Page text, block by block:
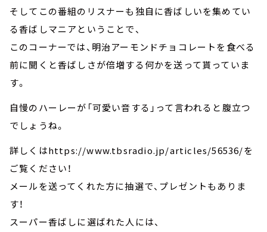
そしてこの番組のリスナーも独自に香ばしいを集めてい
る香ばしマニアということで、
このコーナーでは、明治アーモンドチョコレートを食べる
前に聞くと香ばしさが倍増する何かを送って貰っていま
す。
自慢のハーレーが「可愛い音する」って言われると腹立つ
でしょうね。
詳しくはhttps://www.tbsradio.jp/articles/56536/を
ご覧ください！
メールを送ってくれた方に抽選で、プレゼントもありま
す！
スーパー香ばしに選ばれた人には、